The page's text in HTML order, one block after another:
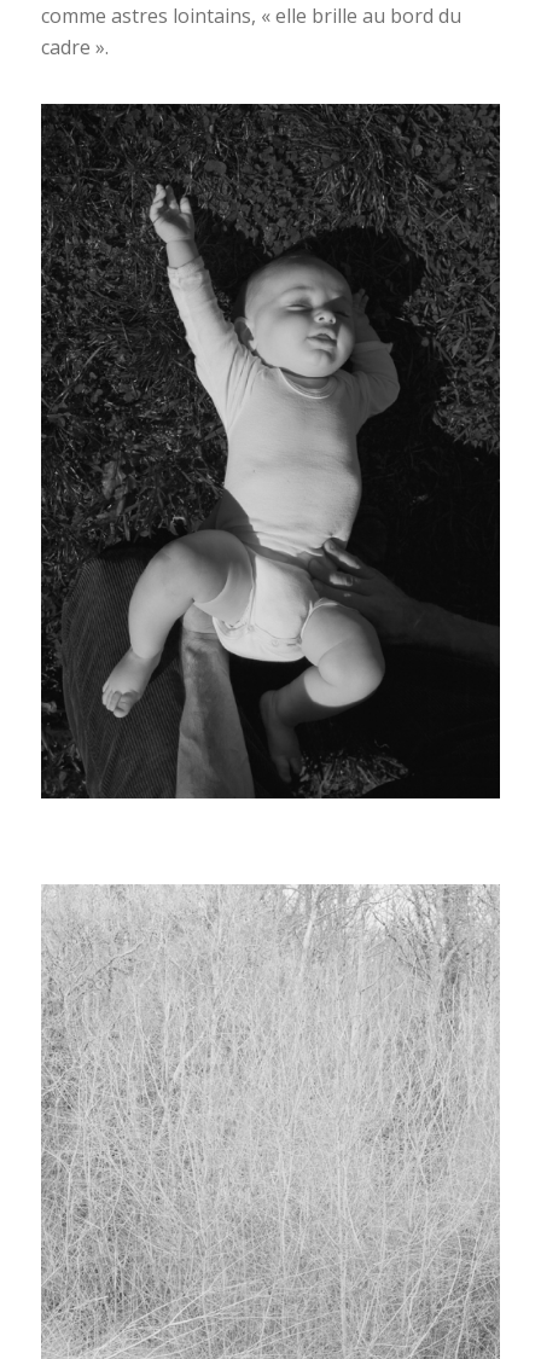
comme astres lointains, « elle brille au bord du
cadre ».